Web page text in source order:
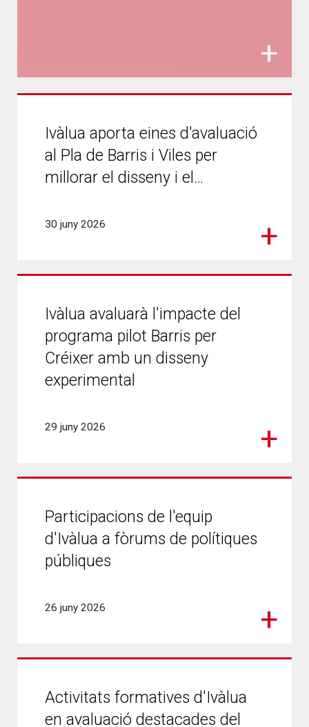
Ivàlua aporta eines d'avaluació
al Pla de Barris i Viles per
millorar el disseny i el…
30 juny 2026
Ivàlua avaluarà l'impacte del
programa pilot Barris per
Créixer amb un disseny
experimental
29 juny 2026
Participacions de l'equip
d'Ivàlua a fòrums de polítiques
públiques
26 juny 2026
Activitats formatives d'Ivàlua
en avaluació destacades del